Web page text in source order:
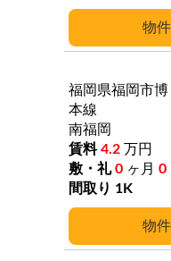
福岡県福岡市博
本線
南福岡
4.2 万円
0 ヶ月 0
1K